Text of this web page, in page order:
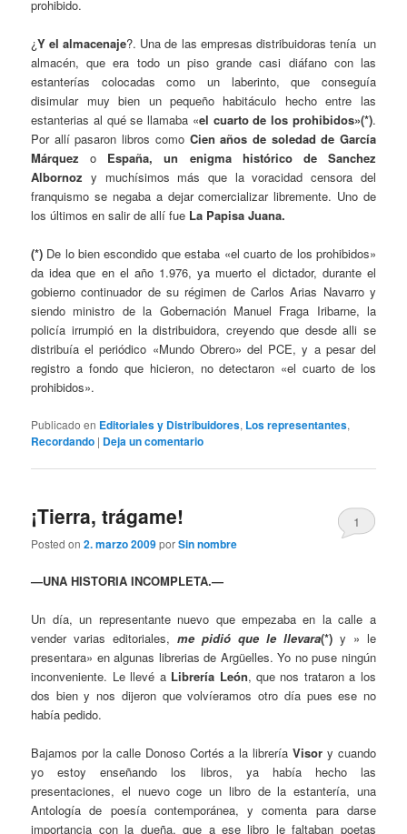
prohibido.
¿Y el almacenaje?. Una de las empresas distribuidoras tenía un
almacén, que era todo un piso grande casi diáfano con las
estanterías colocadas como un laberinto, que conseguía
disimular muy bien un pequeño habitáculo hecho entre las
estanterias al qué se llamaba «el cuarto de los prohibidos»(*).
Por allí pasaron libros como Cien años de soledad de García
Márquez o España, un enigma histórico de Sanchez
Albornoz y muchísimos más que la voracidad censora del
franquismo se negaba a dejar comercializar libremente. Uno de
los últimos en salir de allí fue La Papisa Juana.
(*) De lo bien escondido que estaba «el cuarto de los prohibidos»
da idea que en el año 1.976, ya muerto el dictador, durante el
gobierno continuador de su régimen de Carlos Arias Navarro y
siendo ministro de la Gobernación Manuel Fraga Iribarne, la
policía irrumpió en la distribuidora, creyendo que desde alli se
distribuía el periódico «Mundo Obrero» del PCE, y a pesar del
registro a fondo que hicieron, no detectaron «el cuarto de los
prohibidos».
Publicado en Editoriales y Distribuidores, Los representantes,
Recordando | Deja un comentario
¡Tierra, trágame!
Posted on2. marzo 2009porSin nombre
1
—UNA HISTORIA INCOMPLETA.—
Un día, un representante nuevo que empezaba en la calle a
vender varias editoriales,me pidió que le llevara(*) y » le
presentara» en algunas librerias de Argüelles. Yo no puse ningún
inconveniente. Le llevé a Librería León, que nos trataron a los
dos bien y nos dijeron que volvíeramos otro día pues ese no
había pedido.
Bajamos por la calle Donoso Cortés a la libreríaVisory cuando
yo estoy enseñando los libros, ya había hecho las
presentaciones, el nuevo coge un libro de la estantería, una
Antología de poesía contemporánea, y comenta para darse
importancia con la dueña, que a ese libro le faltaban poetas